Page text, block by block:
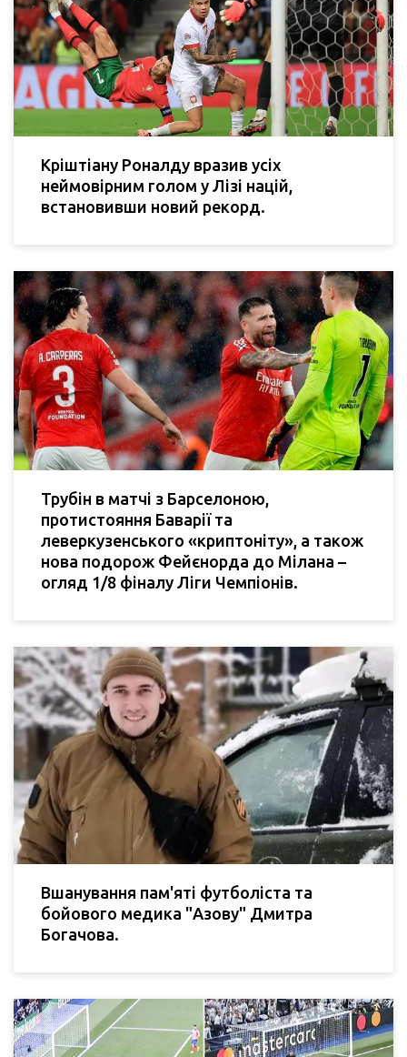
Кріштіану Роналду вразив усіх
неймовірним голом у Лізі націй,
встановивши новий рекорд.
Трубін в матчі з Барселоною,
протистояння Баварії та
леверкузенського «криптоніту», а також
нова подорож Фейєнорда до Мілана –
огляд 1/8 фіналу Ліги Чемпіонів.
Вшанування пам'яті футболіста та
бойового медика "Азову" Дмитра
Богачова.